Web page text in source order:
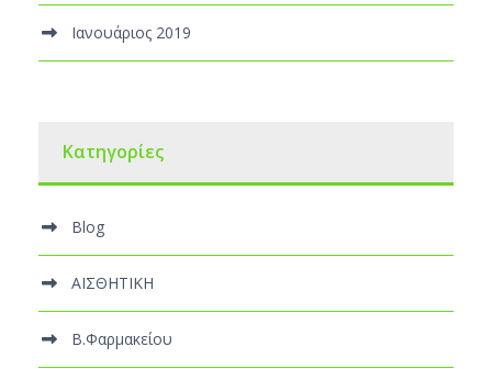
Ιανουάριος 2019
Kατηγορίες
Blog
ΑΙΣΘΗΤΙΚΗ
Β.Φαρμακείου